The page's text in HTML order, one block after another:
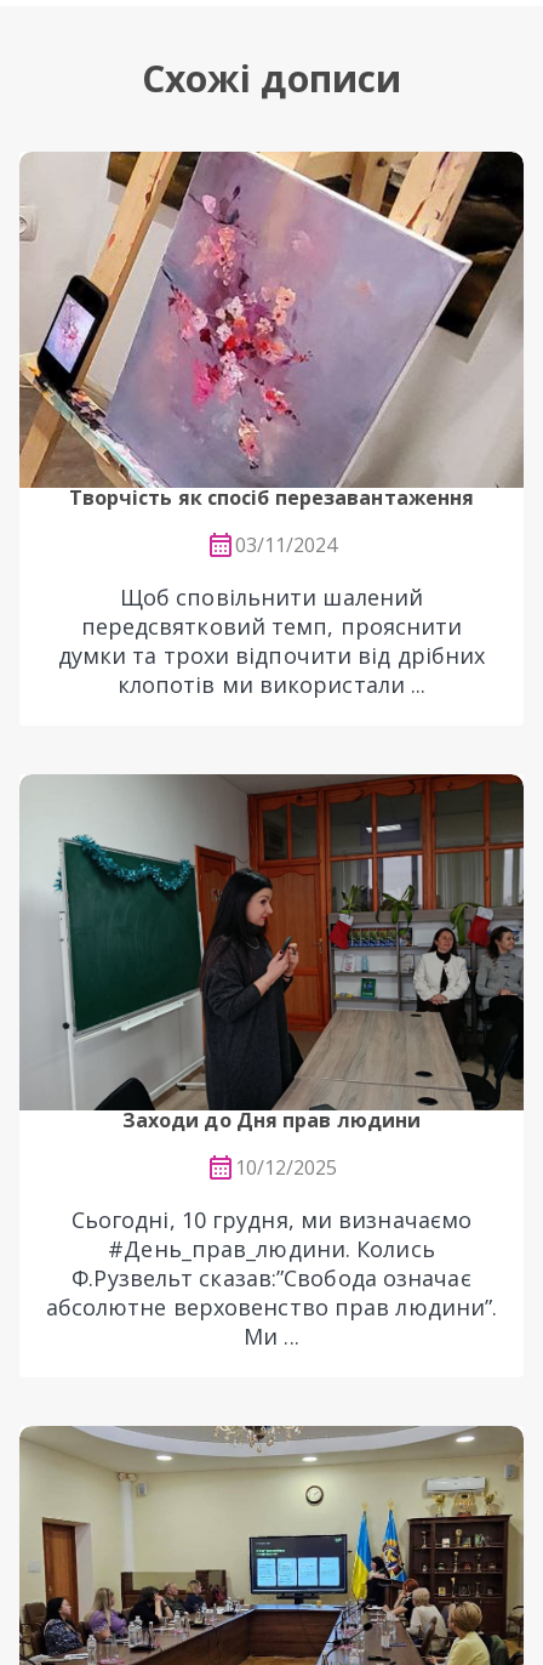
Схожі дописи
Творчість як спосіб перезавантаження
03/11/2024
Щоб сповільнити шалений
передсвятковий темп, прояснити
думки та трохи відпочити від дрібних
клопотів ми використали ...
Заходи до Дня прав людини
10/12/2025
Сьогодні, 10 грудня, ми визначаємо
#День_прав_людини. Колись
Ф.Рузвельт сказав:”Свобода означає
абсолютне верховенство прав людини”.
Ми ...